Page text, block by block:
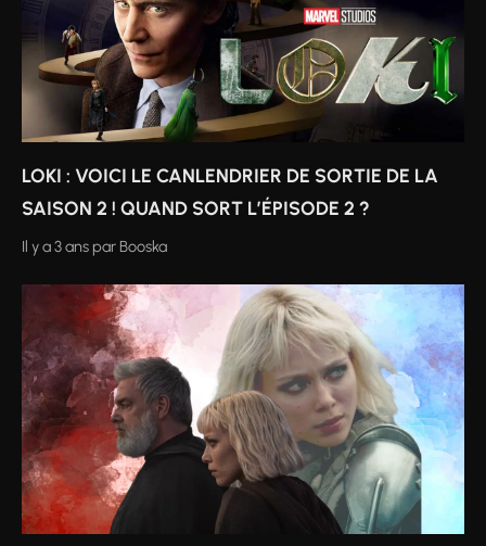
LOKI : VOICI LE CANLENDRIER DE SORTIE DE LA
SAISON 2 ! QUAND SORT L’ÉPISODE 2 ?
Il y a 3 ans par Booska